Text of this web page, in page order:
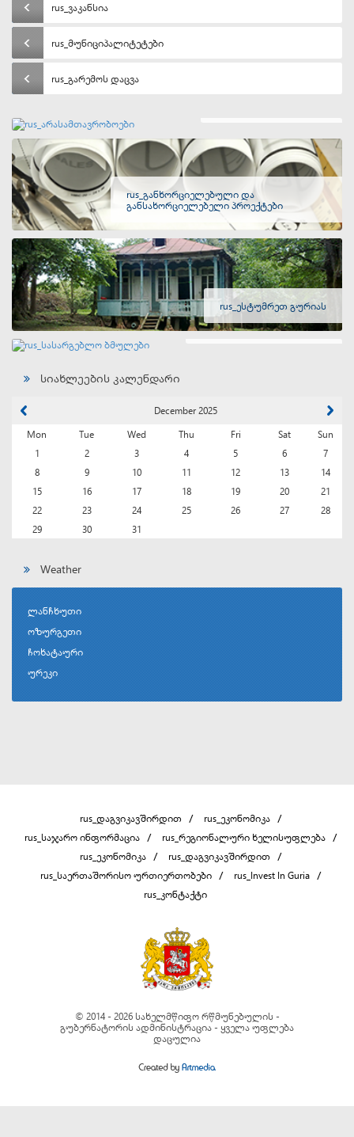
rus_ვაკანსია
rus_მუნიციპალიტეტები
rus_გარემოს დაცვა
rus_განხორციელებული და
განსახორციელებელი პროექტები
rus_ესტუმრეთ გურიას
rus_სასარგებლო ბმულები
სიახლეების კალენდარი
December 2025
Mon
Tue Wed Thu Fri Sat
Sun
1
2 3 4 5 6
7
8
9 10 11 12 13
14
15
16 17 18 19 20
21
22
23 24 25 26 27
28
29
30 31
Weather
ლანჩხუთი
ოზურგეთი
ჩოხატაური
ურეკი
rus_დაგვიკავშირდით
rus_ეკონომიკა
rus_საჯარო ინფორმაცია
rus_რეგიონალური ხელისუფლება
rus_ეკონომიკა
rus_დაგვიკავშირდით
rus_საერთაშორისო ურთიერთობები
rus_Invest In Guria
rus_კონტაქტი
© 2014 - 2026 სახელმწიფო რწმუნებულის -
გუბერნატორის ადმინისტრაცია - ყველა უფლება
დაცულია